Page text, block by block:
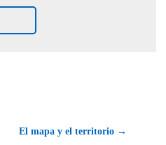
El mapa y el territorio →